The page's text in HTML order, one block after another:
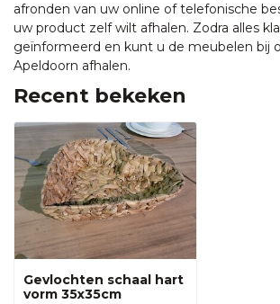
afronden van uw online of telefonische
uw product zelf wilt afhalen. Zodra alles
geïnformeerd en kunt u de meubelen bij
Apeldoorn afhalen.
Recent bekeken
Gevlochten schaal hart
vorm 35x35cm